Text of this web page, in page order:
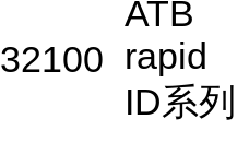
32100
ATB
rapid
ID系列